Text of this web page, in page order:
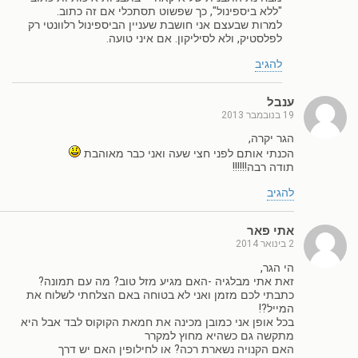
"ללא ביספינול", כך שפשוט תסתכלי אם זה כתוב.
למרות שבעצם אני חושבת שעניין הביספינול רלוונטי רק
לפלסטיק, ולא לסיליקון. אם איני טועה.
להגיב
ענבל
19 בנובמבר 2013
הגר יקרה,
הכנתי אותם לפני חצי שעה ואני כבר מאוהבת
תודה רבה!!!!!!
להגיב
אתי פאר
2 בינואר 2014
הי הגר,
זאת אתי מבלגיה -האם מגיע מזל טוב? מה עם תמונה?
כתבתי לכם מזמן ואני לא בטוחה באם הצלחתי לשלוח את
המייל?!
בכל אופן אני כמובן מכינה את חמאת הקוקוס לבד אבל היא
מתקשה גם כשהיא מחוץ למקרר
האם הקנויה נשארת רכה? או לחילופין האם יש דרך